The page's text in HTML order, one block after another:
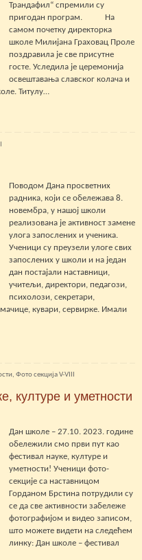
Трандафил“ спремили су
пригодан програм. На
самом почетку директорка
школе Милијана Граховац Проле
поздравила је све присутне
госте. Уследила је церемонија
освештавања славског колача и
Титулу…
Поводом Дана просветних
радника, који се обележава 8.
новембра, у нашој школи
реализована је активност замене
улога запослених и ученика.
Ученици су преузели улоге свих
запослених у школи и на један
дан постајали наставници,
учитељи, директори, педагози,
психолози, секретари,
кувари, сервирке. Имали
,Фото секција V-VIII
културе и уметности
Дан школе – 27.10. 2023. године
обележили смо први пут као
фестивал науке, културе и
уметности! Ученици фото-
секције са наставницом
Горданом Брстина потрудили су
се да све активности забележе
фотографијом и видео записом,
што можете видети на следећем
линку: Дан школе – фестивал